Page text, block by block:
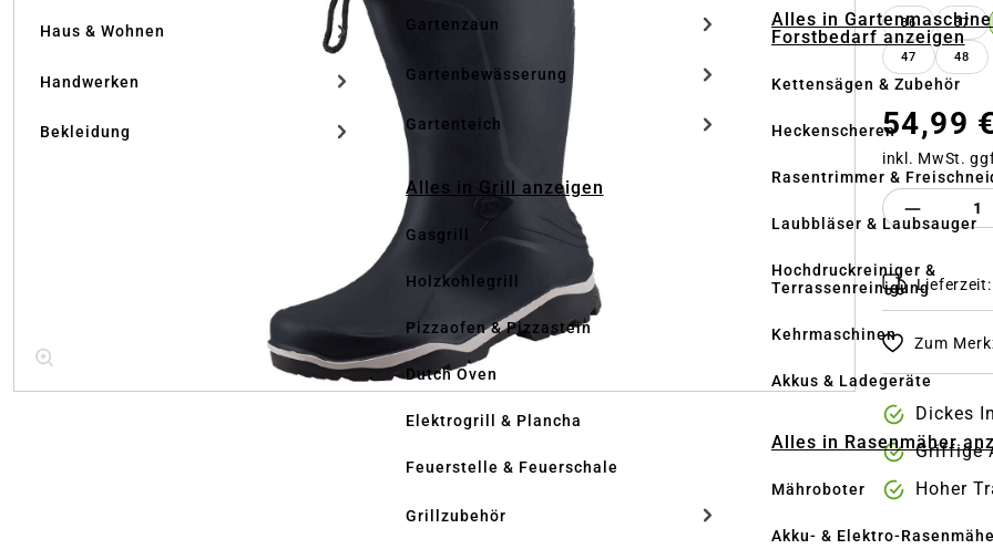
Haus & Wohnen
Handwerken
Bekleidung
Gartenzaun
Gartenbewässerung
Gartenteich
Alles in Grill anzeigen
Gasgrill
Holzkohlegrill
Pizzaofen & Pizzastein
Dutch Oven
Elektrogrill & Plancha
Feuerstelle & Feuerschale
Grillzubehör
Alles in
Forstbedarf anzeigen
Kettensägen & Zubehör
Heckenscheren
Rasentrimmer &
Laubbläser & Laubsauger
Hochdruckreiniger &
Terrassenreinigung
Kehrmaschinen
Akkus & Ladegeräte
Alles in Rasenmäher
Mähroboter
Akku- & Elektro-
36 37
47 48
54,99 €
inkl. MwSt.
Produkt
Lieferzeit:
Zum
Dickes
Griffige
Hoher